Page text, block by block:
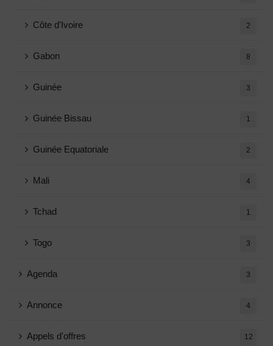
Côte d’Ivoire 2
Gabon 8
Guinée 3
Guinée Bissau 1
Guinée Equatoriale 2
Mali 4
Tchad 1
Togo 3
Agenda 3
Annonce 4
Appels d'offres 12